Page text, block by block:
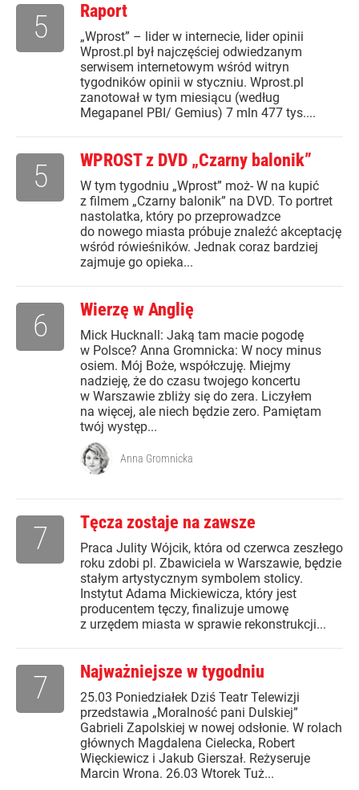
Raport
„Wprost” – lider w internecie, lider opinii
Wprost.pl był najczęściej odwiedzanym
serwisem internetowym wśród witryn
tygodników opinii w styczniu. Wprost.pl
zanotował w tym miesiącu (według
Megapanel PBI/ Gemius) 7 mln 477 tys....
5
WPROST z DVD „Czarny balonik”
W tym tygodniu „Wprost” moż- W na kupić
z filmem „Czarny balonik” na DVD. To portret
nastolatka, który po przeprowadzce
do nowego miasta próbuje znaleźć akceptację
wśród rówieśników. Jednak coraz bardziej
zajmuje go opieka...
5
Wierzę w Anglię
Mick Hucknall: Jaką tam macie pogodę
w Polsce? Anna Gromnicka: W nocy minus
osiem. Mój Boże, współczuję. Miejmy
nadzieję, że do czasu twojego koncertu
w Warszawie zbliży się do zera. Liczyłem
na więcej, ale niech będzie zero. Pamiętam
twój występ...
6
Anna Gromnicka
Tęcza zostaje na zawsze
Praca Julity Wójcik, która od czerwca zeszłego
roku zdobi pl. Zbawiciela w Warszawie, będzie
stałym artystycznym symbolem stolicy.
Instytut Adama Mickiewicza, który jest
producentem tęczy, finalizuje umowę
z urzędem miasta w sprawie rekonstrukcji...
7
Najważniejsze w tygodniu
25.03 Poniedziałek Dziś Teatr Telewizji
przedstawia „Moralność pani Dulskiej”
Gabrieli Zapolskiej w nowej odsłonie. W rolach
głównych Magdalena Cielecka, Robert
Więckiewicz i Jakub Gierszał. Reżyseruje
Marcin Wrona. 26.03 Wtorek Tuż...
7